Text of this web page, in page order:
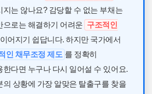
지는 않나요? 감당할 수 없는 부채는
으로는 해결하기 어려운 구조적인
이어지기 쉽답니다. 하지만 국가에서
인 채무조정 제도 를 정확히
한다면 누구나 다시 일어설 수 있어요.
의 상황에 가장 알맞은 탈출구를 찾을